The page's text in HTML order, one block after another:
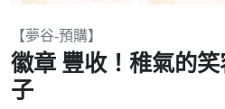
Item
2
of
6
【夢谷-預購】
徽章 豐收！稚氣的
子